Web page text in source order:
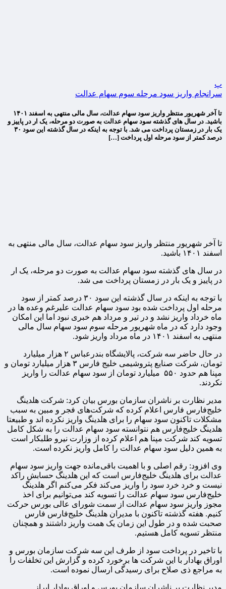
پ
سرانجام واریز سود مرحله سوم سهام عدالت
تا آخر شهریور منتظر واریز سود سهام عدالت، سال مالی منتهی به اسفند ۱۴۰۱
باشید. در سال های گذشته سود سهام عدالت به صورت دو مرحله، یک ار در پاییز و
یک بار در زمستان پرداخت می شد. با توجه به اینکه در سال گذشته این سود ۳۰
درصد کمتر از سود مرحله اول پرداخت […]
تا آخر شهریور منتظر واریز سود سهام عدالت، سال مالی منتهی به
اسفند ۱۴۰۱ باشید.
در سال های گذشته سود سهام عدالت به صورت دو مرحله، یک ار
در پاییز و یک بار در زمستان پرداخت می شد.
با توجه به اینکه در سال گذشته این سود ۳۰ درصد کمتر از سود
مرحله اول پرداخت شده بود سود سهام عدالت علیرغم وعده ها در
ماه خرداد واریز نشد و در تیر و مرداد هم خبری نبود اما این امکان
وجود دارد که در ماه شهریور مرحله سوم سود سهام سال مالی
منتهی به اسفند ۱۴۰۱ در ماه مرداد واریز شود.
در حال حاضر سه شرکت، پالایشگاه بندرعباس ۲ هزار میلیارد
تومان، شرکت صنایع پتروشیمی خلیج فارس ۳ هزار میلیارد تومان و
مپنا هم حدود ۵۵۰ میلیارد تومان از سود سهام عدالت را واریز
نکردند.
مدیر نظارت بر ناشران سازمان بورس بیان کرد: شرکت هلدینگ
خلیج‌فارس فارس اعلام کرده که شرکت‌های فجر و مبین به سبب
مشکلات تاکنون سود سهام را برای هلدینگ واریز نکرده اند و طبیعتا
هلدینگ خلیج‌فارس هم نتوانسته سود سهام عدالت را به شکل کامل
تسویه کند شرکت مپنا هم اعلام کرده از وزارت نیرو طلبکار است
به همین دلیل سود سهام عدالت را کامل واریز نکرده است.
وی افزود: رقم اصلی و با اهمیت باقی‌مانده جهت واریز سود سهام
عدالت برای هلدینگ خلیج‌فارس است که این هلدینگ حسابش راکد
نیست و خرد خرد سود را واریز می‌کند فکر می‌کنم اگر هلدینگ
خلیج‌فارس سود سهام عدالت را تسویه کند می‌توانیم برای اخذ
مجوز واریز سود سهام عدالت از سمت شورای عالی بورس حرکت
کنیم. هفته گذشته تاکنون با مدیران هلدینگ خلیج‌فارس فارس
صحبت شده و در طول این زمان یک همت واریز داشتند و همچنان
منتظر تسویه کامل هستیم.
با تاخیر در پرداخت سود از طرف این سه شرکت سازمان بورس و
اوراق بهادار با این شرکت ها برخورد کرده و گزارش این تخلفات را
به مراجع ذی صلاح برای رسیدگی ارسال نموده است.